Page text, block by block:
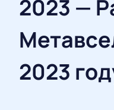
2023 —
2023